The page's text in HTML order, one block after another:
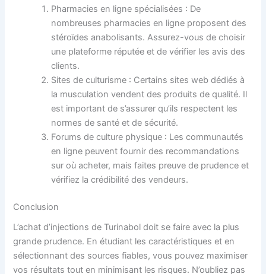
Pharmacies en ligne spécialisées : De
nombreuses pharmacies en ligne proposent des
stéroïdes anabolisants. Assurez-vous de choisir
une plateforme réputée et de vérifier les avis des
clients.
Sites de culturisme : Certains sites web dédiés à
la musculation vendent des produits de qualité. Il
est important de s’assurer qu’ils respectent les
normes de santé et de sécurité.
Forums de culture physique : Les communautés
en ligne peuvent fournir des recommandations
sur où acheter, mais faites preuve de prudence et
vérifiez la crédibilité des vendeurs.
Conclusion
L’achat d’injections de Turinabol doit se faire avec la plus
grande prudence. En étudiant les caractéristiques et en
sélectionnant des sources fiables, vous pouvez maximiser
vos résultats tout en minimisant les risques. N’oubliez pas